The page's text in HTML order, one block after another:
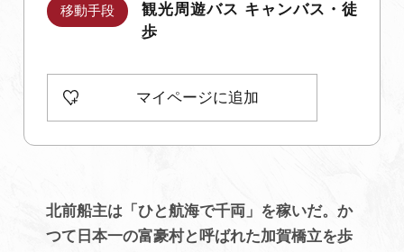
初めての加賀温泉郷
加賀に泊まって！北陸巡り♪
FAQ
移動手段
観光周遊バス キャンバス・徒
歩
マイページに追加
北前船主は「ひと航海で千両」を稼いだ。か
つて日本一の富豪村と呼ばれた加賀橋立を歩